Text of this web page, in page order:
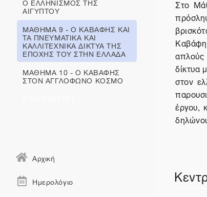
Στο
δίκτυα
στον
έργου,
ΑΙΓΥΠΤΟΥ
ΜΑΘΗΜΑ 9 - Ο ΚΑΒΑΦΗΣ ΚΑΙ
ΤΑ ΠΝΕΥΜΑΤΙΚΑ ΚΑΙ
ΚΑΛΛΙΤΕΧΝΙΚΑ ΔΙΚΤΥΑ ΤΗΣ
ΕΠΟΧΗΣ ΤΟΥ ΣΤΗΝ ΕΛΛΑΔΑ
ΜΑΘΗΜΑ 10 - Ο ΚΑΒΑΦΗΣ
ΣΤΟΝ ΑΓΓΛΟΦΩΝΟ ΚΟΣΜΟ
Αρχική
Ημερολόγιο